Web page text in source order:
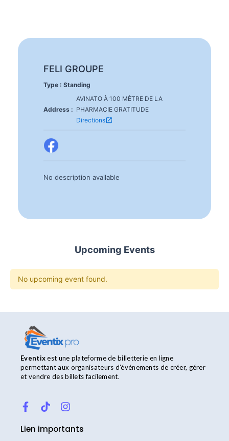
FELI GROUPE
Type : Standing
Address :
AVINATO À 100 MÈTRE DE LA
PHARMACIE GRATITUDE
Directionsopen_in_new
No description available
Upcoming Events
No upcoming event found.
Eventixest une plateforme de billetterie en ligne
permettant aux organisateurs d’événements de créer, gérer
et vendre des billets facilement.
F
a
c
e
T
i
t
I
n
t
Lien importants